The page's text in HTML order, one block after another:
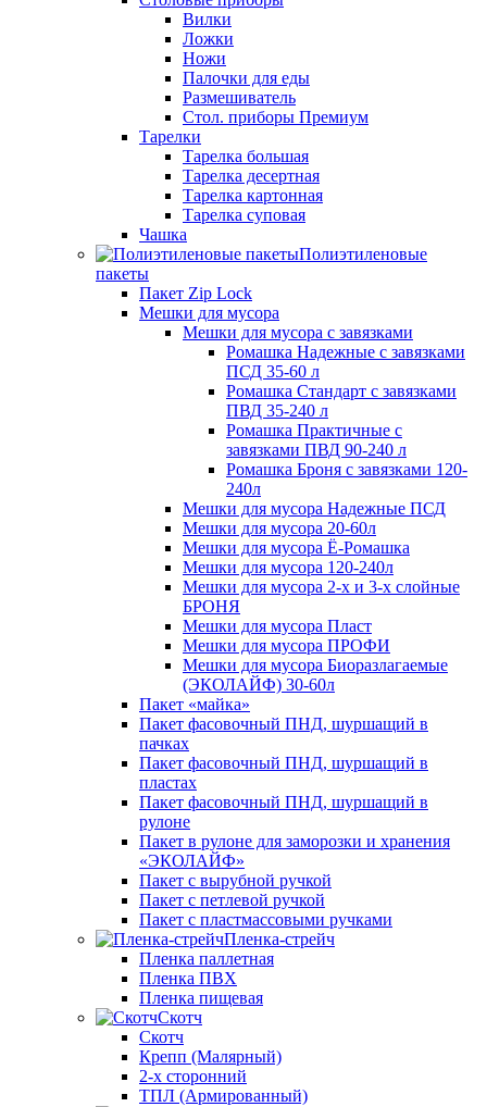
Вилки
Ложки
Ножи
Палочки для еды
Размешиватель
Стол. приборы Премиум
Тарелки
Тарелка большая
Тарелка десертная
Тарелка картонная
Тарелка суповая
Чашка
Полиэтиленовые
пакеты
Пакет Zip Lock
Мешки для мусора
Мешки для мусора с завязками
Ромашка Надежные с завязками
ПСД 35-60 л
Ромашка Стандарт с завязками
ПВД 35-240 л
Ромашка Практичные с
завязками ПВД 90-240 л
Ромашка Броня с завязками 120-
240л
Мешки для мусора Надежные ПСД
Мешки для мусора 20-60л
Мешки для мусора Ё-Ромашка
Мешки для мусора 120-240л
Мешки для мусора 2-х и 3-х слойные
БРОНЯ
Мешки для мусора Пласт
Мешки для мусора ПРОФИ
Мешки для мусора Биоразлагаемые
(ЭКОЛАЙФ) 30-60л
Пакет «майка»
Пакет фасовочный ПНД, шуршащий в
пачках
Пакет фасовочный ПНД, шуршащий в
пластах
Пакет фасовочный ПНД, шуршащий в
рулоне
Пакет в рулоне для заморозки и хранения
«ЭКОЛАЙФ»
Пакет с вырубной ручкой
Пакет с петлевой ручкой
Пакет с пластмассовыми ручками
Пленка-стрейч
Пленка паллетная
Пленка ПВХ
Пленка пищевая
Скотч
Скотч
Крепп (Малярный)
2-х сторонний
ТПЛ (Армированный)